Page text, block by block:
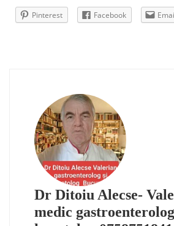
Pinterest Facebook
Dr Ditoiu Alecse-
medic